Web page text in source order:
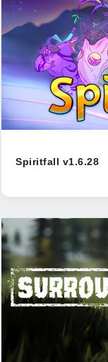
Spiritfall v1.6.28